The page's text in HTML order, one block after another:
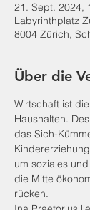
21. Sept. 2024,
Labyrinthplatz
8004 Zürich,
Über die
Wirtschaft ist
Haushalten.
das Sich-
um soziales
die Mitte
rücken.